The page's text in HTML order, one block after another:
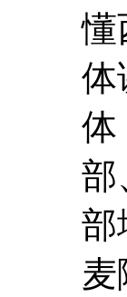
懂
体
体
部
部
麦